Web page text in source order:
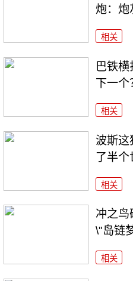
炮：炮
相关
巴铁
下一个
相关
波斯这
了半个
相关
冲之鸟
\"岛链
相关